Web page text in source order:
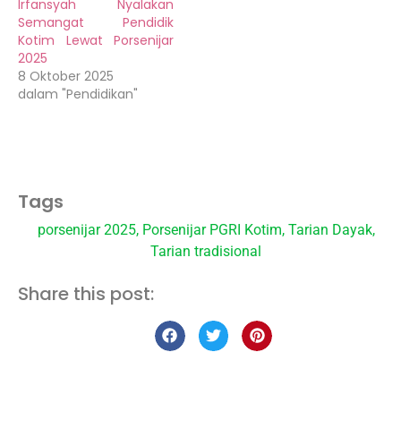
Irfansyah Nyalakan
Semangat Pendidik
Kotim Lewat Porsenijar
2025
8 Oktober 2025
dalam "Pendidikan"
Tags
porsenijar 2025, Porsenijar PGRI Kotim, Tarian Dayak,
Tarian tradisional
Share this post: